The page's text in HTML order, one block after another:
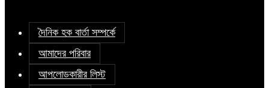
দৈনিক হক বার্তা সম্পর্কে
আমাদের পরিবার
আপলোডকারীর লিস্ট